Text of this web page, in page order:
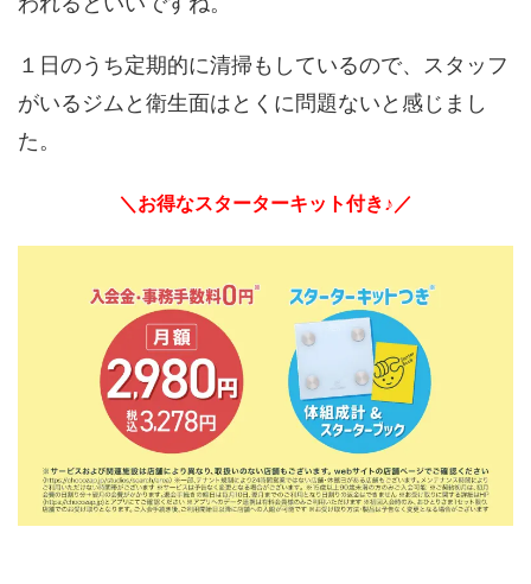
１日のうち定期的に清掃もしているので、スタッフ
がいるジムと衛生面はとくに問題ないと感じまし
た。
＼お得なスターターキット付き♪／